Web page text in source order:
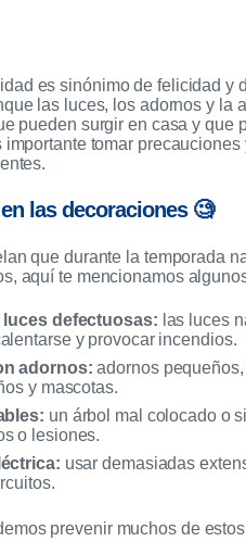
es sinónimo de felicidad y
las luces, los adornos y la
pueden surgir en casa y que
tomar
las decoraciones 🧐
que durante la temporada
aquí te mencionamos
luces defectuosas: las luces
y provocar incendios.
adornos: adornos
y mascotas.
un árbol mal colocado o
o lesiones.
usar demasiadas
prevenir muchos de